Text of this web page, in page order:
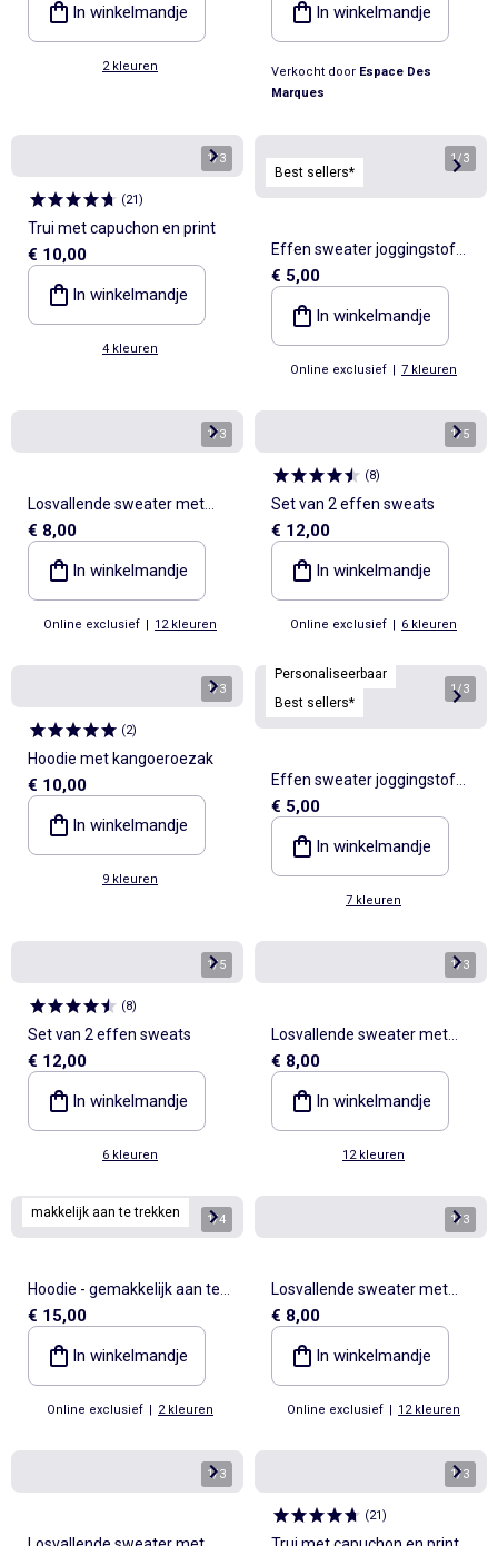
In winkelmandje
2 kleuren
In winkelmandje
Verkocht door Espace Des
Marques
1/3
(21)
Trui met capuchon en print
€ 10,00
In winkelmandje
4 kleuren
Best sellers*
1/3
Effen sweater joggingstof
met zachte, geruwde
binnenzijde
€ 5,00
In winkelmandje
Online exclusief | 7 kleuren
1/3
Losvallende sweater met
print
€ 8,00
In winkelmandje
Online exclusief | 12 kleuren
1/5
(8)
Set van 2 effen sweats
€ 12,00
In winkelmandje
Online exclusief | 6 kleuren
1/3
(2)
Hoodie met kangoeroezak
€ 10,00
In winkelmandje
9 kleuren
Personaliseerbaar
Best sellers*
1/3
Effen sweater joggingstof
met zachte, geruwde
binnenzijde
€ 5,00
In winkelmandje
7 kleuren
1/5
(8)
Set van 2 effen sweats
€ 12,00
In winkelmandje
6 kleuren
1/3
Losvallende sweater met
print
€ 8,00
In winkelmandje
12 kleuren
makkelijk aan te trekken 1/4
Hoodie - gemakkelijk aan te
trekken collectie
€ 15,00
In winkelmandje
Online exclusief | 2 kleuren
1/3
Losvallende sweater met
print
€ 8,00
In winkelmandje
Online exclusief | 12 kleuren
1/3 1/3
(21)